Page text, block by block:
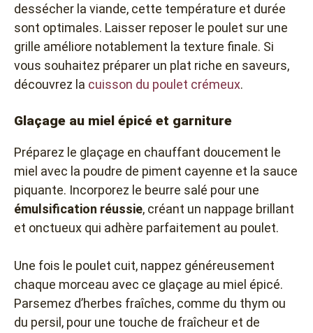
dessécher la viande, cette température et durée
sont optimales. Laisser reposer le poulet sur une
grille améliore notablement la texture finale. Si
vous souhaitez préparer un plat riche en saveurs,
découvrez la cuisson du poulet crémeux.
Glaçage au miel épicé et garniture
Préparez le glaçage en chauffant doucement le
miel avec la poudre de piment cayenne et la sauce
piquante. Incorporez le beurre salé pour une
émulsification réussie, créant un nappage brillant
et onctueux qui adhère parfaitement au poulet.
Une fois le poulet cuit, nappez généreusement
chaque morceau avec ce glaçage au miel épicé.
Parsemez d’herbes fraîches, comme du thym ou
du persil, pour une touche de fraîcheur et de